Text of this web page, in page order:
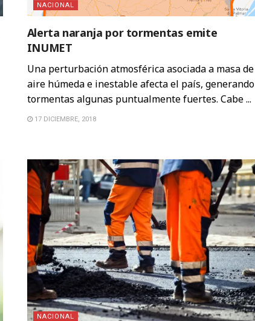
NACIONAL
Alerta naranja por tormentas emite
INUMET
Una perturbación atmosférica asociada a masa de
aire húmeda e inestable afecta el país, generando
tormentas algunas puntualmente fuertes. Cabe ...
17 DICIEMBRE, 2018
NACIONAL